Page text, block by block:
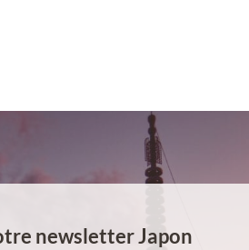
newsletter Japon